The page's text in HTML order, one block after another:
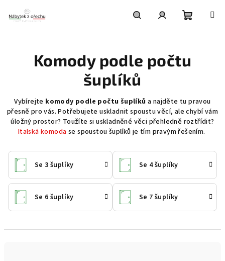
obsah
košík
Komody podle počtu
šuplíků
Vybírejte komody podle počtu šuplíků a najděte tu pravou
přesně pro vás. Potřebujete uskladnit spoustu věcí, ale chybí vám
úložný prostor? Toužíte si uskladněné věci přehledně roztřídit?
Italská komoda se spoustou šuplíků je tím pravým řešením.
Se 3 šuplíky Se 4 šuplíky
Se 6 šuplíky Se 7 šuplíky